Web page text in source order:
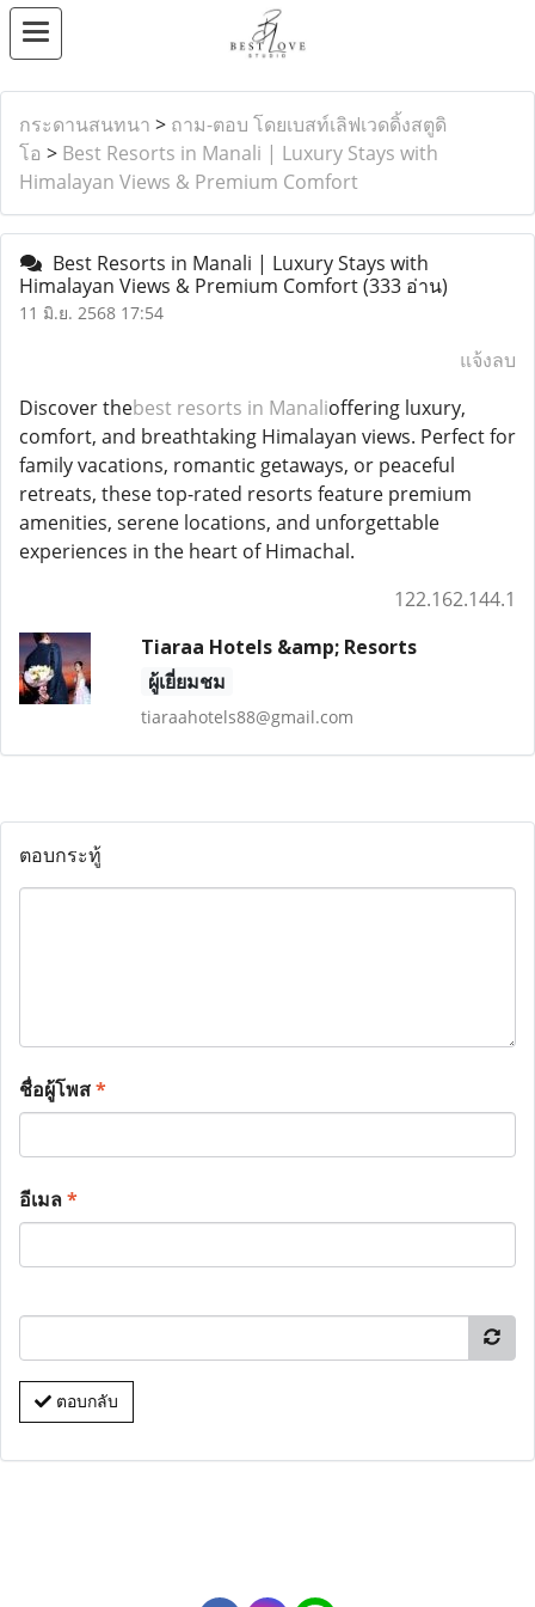
กระดานสนทนา > ถาม-ตอบ โดยเบสท์เลิฟเวดดิ้งสตูดิ
โอ > Best Resorts in Manali | Luxury Stays with
Himalayan Views & Premium Comfort
Best Resorts in Manali | Luxury Stays with
Himalayan Views & Premium Comfort(333 อ่าน)
11 มิ.ย. 2568 17:54
แจ้งลบ
Discover thebest resorts in Manalioffering luxury,
comfort, and breathtaking Himalayan views. Perfect for
family vacations, romantic getaways, or peaceful
retreats, these top-rated resorts feature premium
amenities, serene locations, and unforgettable
experiences in the heart of Himachal.
122.162.144.1
Tiaraa Hotels &amp; Resorts
ผู้เยี่ยมชม
tiaraahotels88@gmail.com
ตอบกระทู้
ชื่อผู้โพส*
อีเมล*
ตอบกลับ